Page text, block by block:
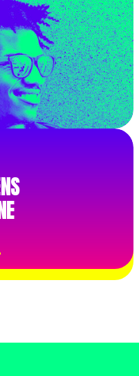
flexíveis
melhor.